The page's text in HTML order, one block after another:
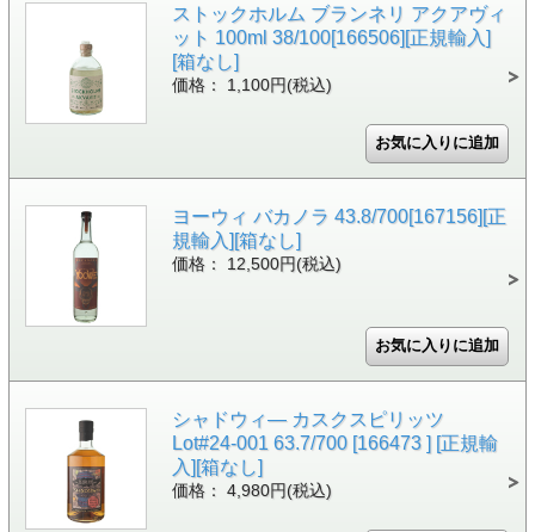
ストックホルム ブランネリ アクアヴィ
ット 100ml 38/100[166506][正規輸入]
[箱なし]
価格： 1,100円(税込)
ヨーウィ バカノラ 43.8/700[167156][正
規輸入][箱なし]
価格： 12,500円(税込)
シャドウィ― カスクスピリッツ
Lot#24-001 63.7/700 [166473 ] [正規輸
入][箱なし]
価格： 4,980円(税込)